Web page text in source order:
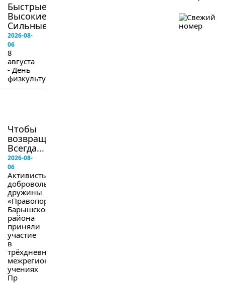
Быстрые!
Высокие!
Сильные!...
2026-08-
06
8
августа
- День
физкультурника.
Чтобы
возвращались.
Всегда...
2026-08-
06
Активисты
добровольной
дружины
«Правопорядок»
Барышского
района
приняли
участие
в
трёхдневных
межрегиональных
учениях
Пр